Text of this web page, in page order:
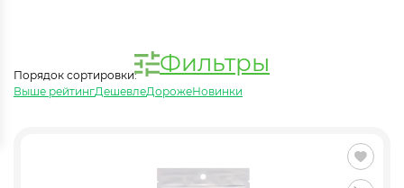
Фильтры
Порядок сортировки:
Выше рейтингДешевлеДорожеНовинки